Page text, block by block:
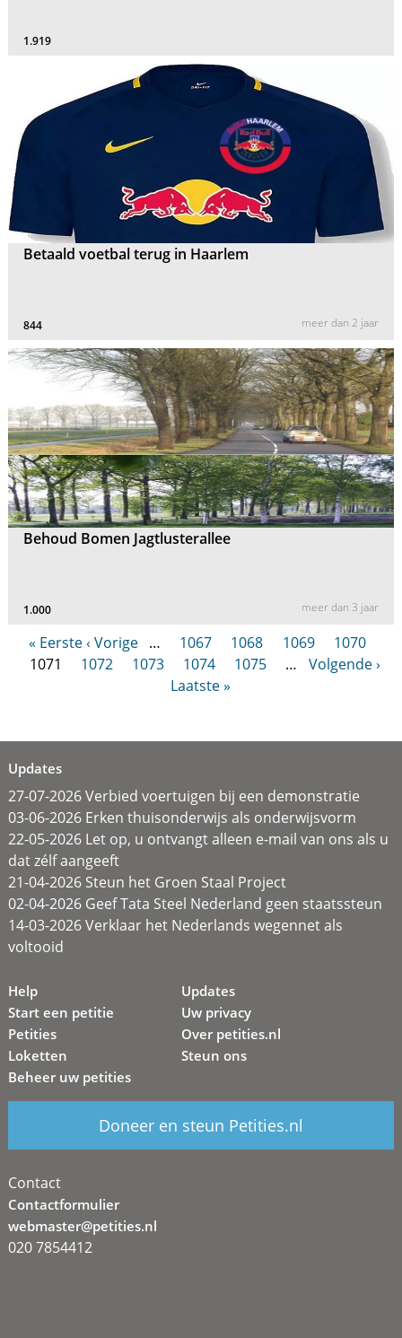
1.919
Betaald voetbal terug in Haarlem
844 meer dan 2 jaar
Behoud Bomen Jagtlusterallee
1.000 meer dan 3 jaar
« Eerste ‹ Vorige … 1067 1068 1069
1070
1071
1072 1073 1074 1075 …
Volgende ›
Laatste »
Updates
27-07-2026 Verbied voertuigen bij een demonstratie
03-06-2026 Erken thuisonderwijs als onderwijsvorm
22-05-2026 Let op, u ontvangt alleen e-mail van ons als u
dat zélf aangeeft
21-04-2026 Steun het Groen Staal Project
02-04-2026 Geef Tata Steel Nederland geen staatssteun
14-03-2026 Verklaar het Nederlands wegennet als
voltooid
Help
Start een petitie
Petities
Loketten
Beheer uw petities
Updates
Uw privacy
Over petities.nl
Steun ons
Doneer en steun Petities.nl
Contact
Contactformulier
webmaster@petities.nl
020 7854412